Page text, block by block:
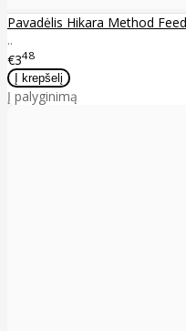
Pavadėlis Hikara Method
..
€348
Į palyginimą